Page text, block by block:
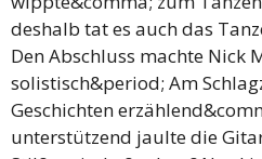
deshalb tat es auch das
Den Abschluss machte Nick
solistisch&period; Am
Geschichten
unterstützend jaulte die